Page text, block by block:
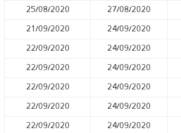
25/08/2020 27/08/2020
21/09/2020 24/09/2020
22/09/2020 24/09/2020
22/09/2020 24/09/2020
22/09/2020 24/09/2020
22/09/2020 24/09/2020
22/09/2020 24/09/2020